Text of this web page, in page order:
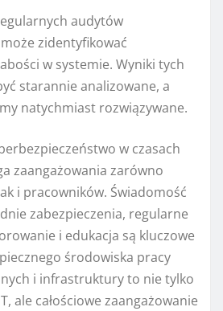
audytów
zidentyfikować
w systemie. Wyniki tych
starannie analizowane, a
natychmiast rozwiązywane.
w czasach
zaangażowania zarówno
i pracowników. Świadomość
zabezpieczenia, regularne
i edukacja są kluczowe
środowiska pracy
i infrastruktury to nie tylko
ale całościowe zaangażowanie